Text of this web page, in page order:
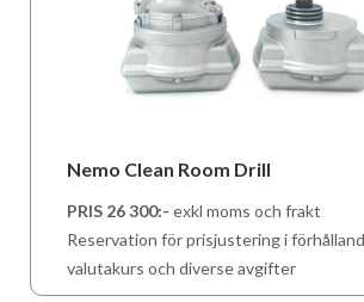
Nemo Clean Room Drill
PRIS 26 300:- exkl moms och frakt
Reservation för prisjustering i
valutakurs och diverse avgifter